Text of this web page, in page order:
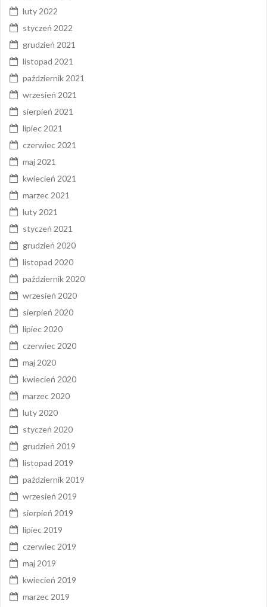
luty 2022
styczeń 2022
grudzień 2021
listopad 2021
październik 2021
wrzesień 2021
sierpień 2021
lipiec 2021
czerwiec 2021
maj 2021
kwiecień 2021
marzec 2021
luty 2021
styczeń 2021
grudzień 2020
listopad 2020
październik 2020
wrzesień 2020
sierpień 2020
lipiec 2020
czerwiec 2020
maj 2020
kwiecień 2020
marzec 2020
luty 2020
styczeń 2020
grudzień 2019
listopad 2019
październik 2019
wrzesień 2019
sierpień 2019
lipiec 2019
czerwiec 2019
maj 2019
kwiecień 2019
marzec 2019